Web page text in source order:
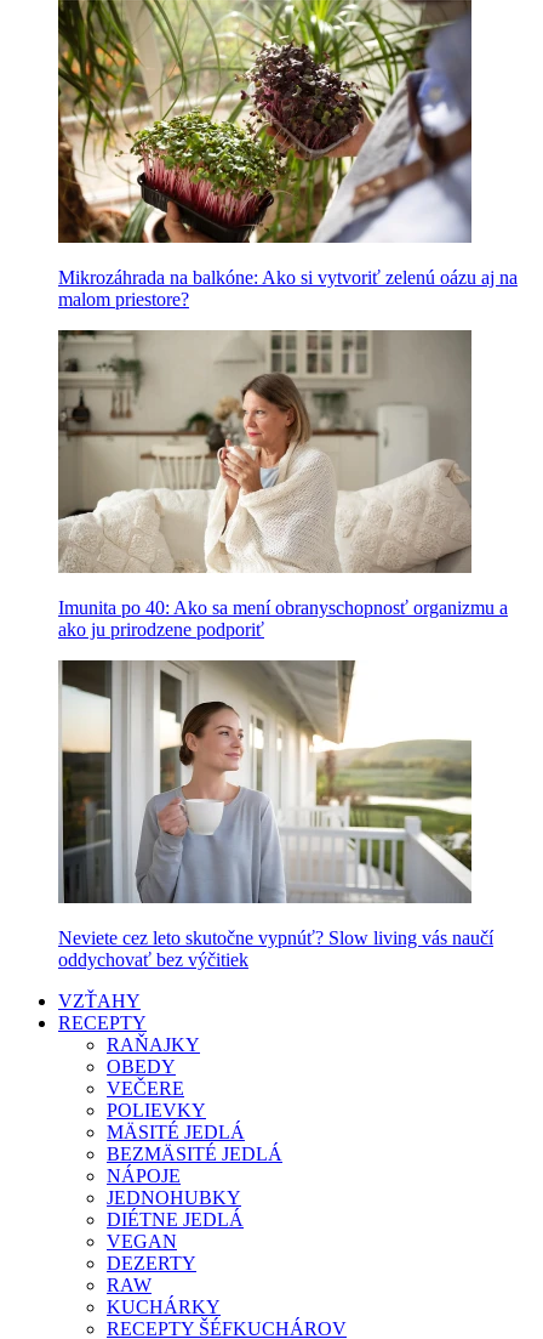
Mikrozáhrada na balkóne: Ako si vytvoriť zelenú oázu aj na
malom priestore?
Imunita po 40: Ako sa mení obranyschopnosť organizmu a
ako ju prirodzene podporiť
Neviete cez leto skutočne vypnúť? Slow living vás naučí
oddychovať bez výčitiek
VZŤAHY
RECEPTY
RAŇAJKY
OBEDY
VEČERE
POLIEVKY
MÄSITÉ JEDLÁ
BEZMÄSITÉ JEDLÁ
NÁPOJE
JEDNOHUBKY
DIÉTNE JEDLÁ
VEGAN
DEZERTY
RAW
KUCHÁRKY
RECEPTY ŠÉFKUCHÁROV